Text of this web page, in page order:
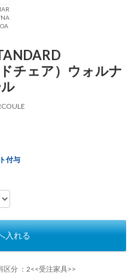
NA
チェア）ウォルナ
付与
入れる
区分 ：2<<受注家具>>